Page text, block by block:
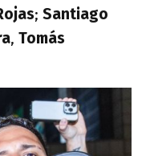
; Santiago
, Tomás